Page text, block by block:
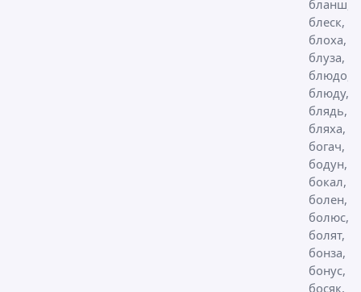
бланш,
блеск,
блоха,
блуза,
блюдо,
блюду,
блядь,
бляха,
богач,
бодун,
бокал,
болен,
болюс,
болят,
бонза,
бонус,
босяк,